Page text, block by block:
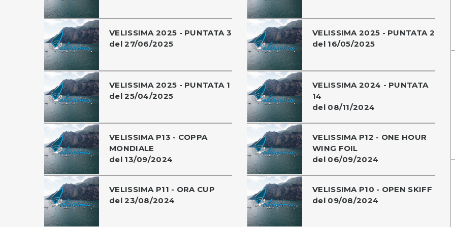
VELISSIMA 2025 - PUNTATA 3
del 27/06/2025
VELISSIMA 2025 - PUNTATA 2
del 16/05/2025
VELISSIMA 2025 - PUNTATA 1
del 25/04/2025
VELISSIMA 2024 - PUNTATA
14
del 08/11/2024
VELISSIMA P13 - COPPA
MONDIALE
del 13/09/2024
VELISSIMA P12 - ONE HOUR
WING FOIL
del 06/09/2024
VELISSIMA P11 - ORA CUP
del 23/08/2024
VELISSIMA P10 - OPEN SKIFF
del 09/08/2024